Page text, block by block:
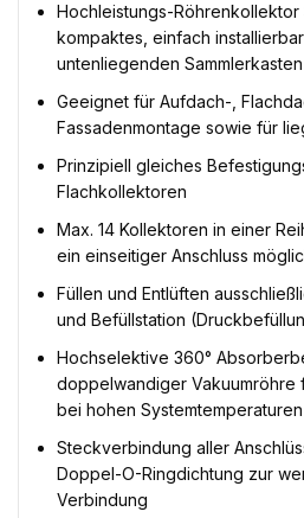
Hochleistungs-
kompaktes, einfach
untenliegenden Sammlerkasten
Geeignet für Aufdach-,
Fassadenmontage sowie für
Prinzipiell gleiches
Flachkollektoren
Max. 14 Kollektoren in einer
ein einseitiger Anschluss
Füllen und Entlüften
und Befüllstation
Hochselektive 360°
doppelwandiger Vakuumröhre
bei hohen Systemtemperaturen
Steckverbindung aller
Doppel-O-Ringdichtung zur
Verbindung